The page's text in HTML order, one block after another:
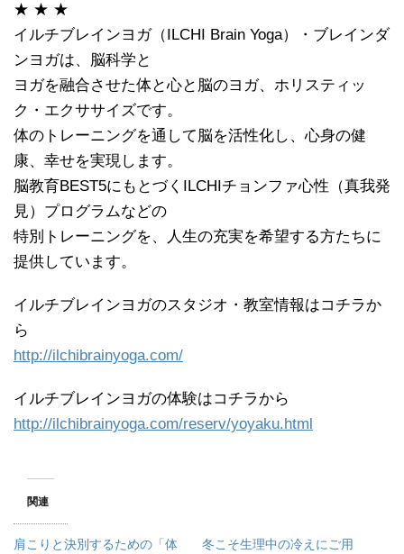
★ ★ ★
イルチブレインヨガ（ILCHI Brain Yoga）・ブレインダ
ンヨガは、脳科学と
ヨガを融合させた体と心と脳のヨガ、ホリスティッ
ク・エクササイズです。
体のトレーニングを通して脳を活性化し、心身の健
康、幸せを実現します。
脳教育BEST5にもとづくILCHIチョンファ心性（真我発
見）プログラムなどの
特別トレーニングを、人生の充実を希望する方たちに
提供しています。
イルチブレインヨガのスタジオ・教室情報はコチラか
ら
http://ilchibrainyoga.com/
イルチブレインヨガの体験はコチラから
http://ilchibrainyoga.com/reserv/yoyaku.html
関連
肩こりと決別するための「体
冬こそ生理中の冷えにご用